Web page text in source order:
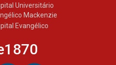
Universitário
Mackenzie
Evangélico